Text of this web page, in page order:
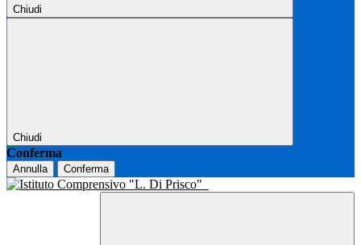
Chiudi
Chiudi
Conferma
Annulla Conferma